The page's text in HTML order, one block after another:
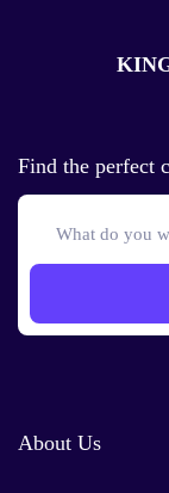
Find the perfect
About Us